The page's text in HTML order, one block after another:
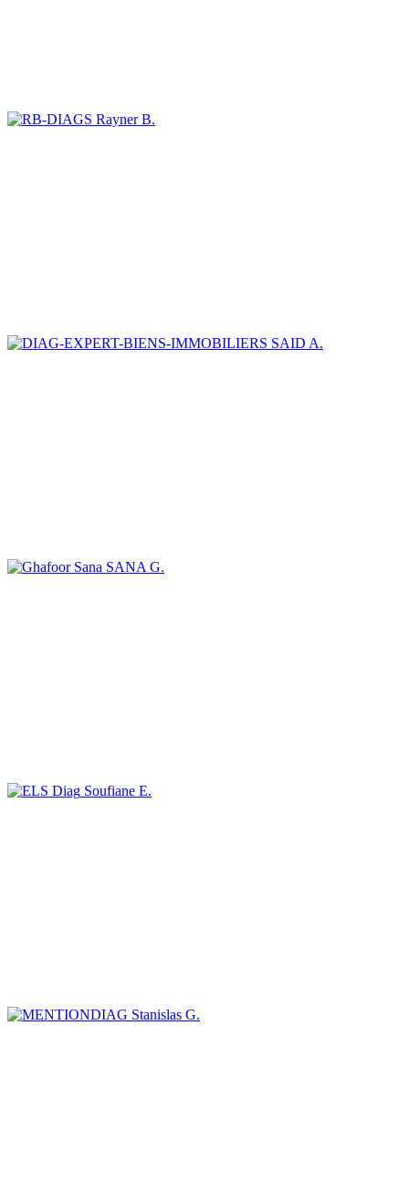
Rayner B.
SAID A.
SANA G.
Soufiane E.
Stanislas G.